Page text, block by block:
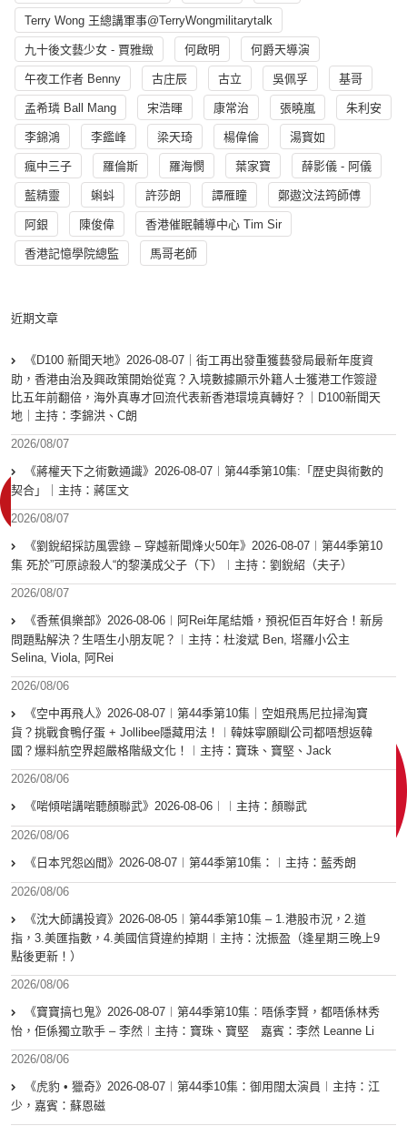
Terry Wong 王總講軍事@TerryWongmilitarytalk
九十後文藝少女 - 賈雅緻 何啟明 何爵天導演
午夜工作者 Benny 古庄辰 古立 吳佩孚 基哥
孟希璘 Ball Mang 宋浩暉 康常治 張曉嵐 朱利安
李錦鴻 李鑑峰 梁天琦 楊偉倫 湯寳如
瘋中三子 羅倫斯 羅海憫 葉家寶 薛影儀 - 阿儀
藍精靈 蝌蚪 許莎朗 譚雁瞳 鄭遨汶法筠師傅
阿銀 陳俊偉 香港催眠輔導中心 Tim Sir
香港記憶學院總監 馬哥老師
近期文章
《D100 新聞天地》2026-08-07｜街工再出發重獲藝發局最新年度資
助，香港由治及興政策開始從寬？入境數據顯示外籍人士獲港工作簽證
比五年前翻倍，海外真專才回流代表新香港環境真轉好？｜D100新聞天
地｜主持：李錦洪、C朗
2026/08/07
《蔣權天下之術數通識》2026-08-07︱第44季第10集:「歴史與術數的
契合」｜主持：蔣匡文
2026/08/07
《劉銳紹採訪風雲錄 – 穿越新聞烽火50年》2026-08-07︱第44季第10
集 死於”可原諒殺人“的黎漢成父子（下）︱主持：劉銳紹（夫子）
2026/08/07
《香蕉俱樂部》2026-08-06︱阿Rei年尾結婚，預祝佢百年好合！新房
問題點解決？生唔生小朋友呢？︱主持：杜浚斌 Ben, 塔羅小公主
Selina, Viola, 阿Rei
2026/08/06
《空中再飛人》2026-08-07︱第44季第10集｜空姐飛馬尼拉掃淘寶
貨？挑戰食鴨仔蛋 + Jollibee隱藏用法！︱韓妹寧願瞓公司都唔想返韓
國？爆料航空界超嚴格階級文化！︱主持：寶珠、寶堅、Jack
2026/08/06
《啱傾啱講啱聽顏聯武》2026-08-06︱︱主持：顏聯武
2026/08/06
《日本咒怨凶間》2026-08-07︱第44季第10集：︱主持：藍秀朗
2026/08/06
《沈大師講投資》2026-08-05︱第44季第10集 – 1.港股市況，2.道
指，3.美匯指數，4.美國信貸違約掉期︱主持：沈振盈（逢星期三晚上9
點後更新！）
2026/08/06
《寶寶搞乜鬼》2026-08-07︱第44季第10集︰唔係李賢，都唔係林秀
怡，佢係獨立歌手 – 李然︱主持：寶珠、寶堅 嘉賓：李然 Leanne Li
2026/08/06
《虎豹 • 獵奇》2026-08-07︱第44季10集：御用闊太演員︱主持：江
少，嘉賓：蘇恩磁